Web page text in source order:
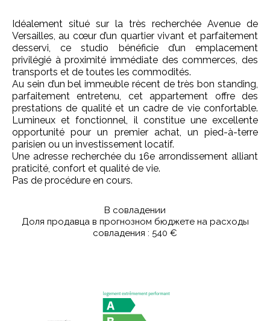
Idéalement situé sur la très recherchée Avenue de
Versailles, au cœur d’un quartier vivant et parfaitement
desservi, ce studio bénéficie d’un emplacement
privilégié à proximité immédiate des commerces, des
transports et de toutes les commodités.
Au sein d’un bel immeuble récent de très bon standing,
parfaitement entretenu, cet appartement offre des
prestations de qualité et un cadre de vie confortable.
Lumineux et fonctionnel, il constitue une excellente
opportunité pour un premier achat, un pied-à-terre
parisien ou un investissement locatif.
Une adresse recherchée du 16e arrondissement alliant
praticité, confort et qualité de vie.
Pas de procédure en cours.
В совладении
Доля продавца в прогнозном бюджете на расходы
совладения : 540 €